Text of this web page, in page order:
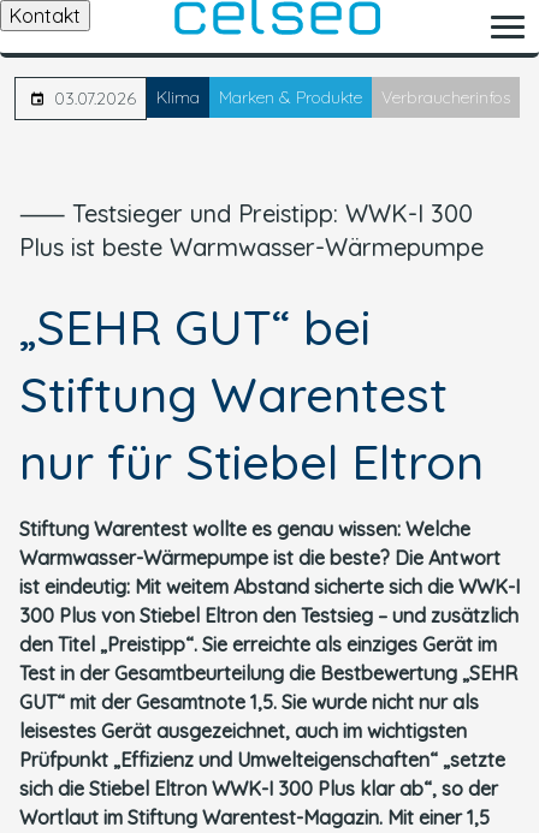
Kontakt
03.07.2026 Klima Marken & Produkte Verbraucherinfos
⸺ Testsieger und Preistipp: WWK-I 300
Plus ist beste Warmwasser-Wärmepumpe
„SEHR GUT“ bei
Stiftung Warentest
nur für Stiebel Eltron
Stiftung Warentest wollte es genau wissen: Welche
Warmwasser-Wärmepumpe ist die beste? Die Antwort
ist eindeutig: Mit weitem Abstand sicherte sich die WWK-I
300 Plus von Stiebel Eltron den Testsieg – und zusätzlich
den Titel „Preistipp“. Sie erreichte als einziges Gerät im
Test in der Gesamtbeurteilung die Bestbewertung „SEHR
GUT“ mit der Gesamtnote 1,5. Sie wurde nicht nur als
leisestes Gerät ausgezeichnet, auch im wichtigsten
Prüfpunkt „Effizienz und Umwelteigenschaften“ „setzte
sich die Stiebel Eltron WWK-I 300 Plus klar ab“, so der
Wortlaut im Stiftung Warentest-Magazin. Mit einer 1,5